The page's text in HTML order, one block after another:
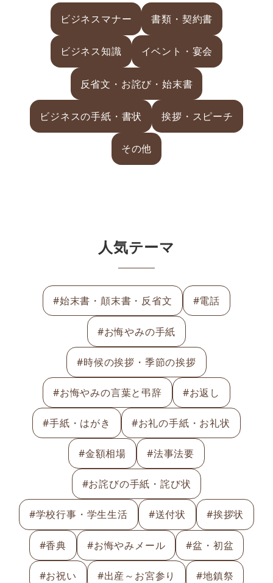
ビジネスマナー 書類・契約書
ビジネス知識 イベント・宴会
反省文・お詫び・始末書
ビジネスの手紙・書状 挨拶・スピーチ
その他
人気テーマ
#始末書・顛末書・反省文 #電話
#お悔やみの手紙
#時候の挨拶・季節の挨拶
#お悔やみの言葉と弔辞 #お返し
#手紙・はがき #お礼の手紙・お礼状
#金額相場 #法事法要
#お詫びの手紙・詫び状
#学校行事・学生生活 #送付状 #挨拶状
#香典 #お悔やみメール #盆・初盆
#お祝い #出産～お宮参り #地鎮祭